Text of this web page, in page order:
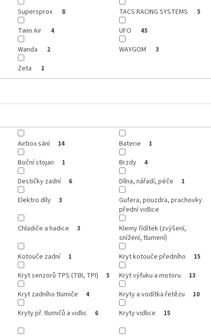
Supersprox 8 TACS RACING SYSTEMS 5
Twin Air 4 UFO 45
Wanda 2 WAYGOM 3
Zeta 1
Airbox sání 14 Baterie 1
Boční stojan 1 Brzdy 4
Destičky zadní 6 Dílna, nářadí, péče 1
Elektro díly 3
Gufera, pouzdra, prachovky
přední vidlice
Chladiče a hadice 3
Klemy řídítek (zvýšení,
snížení, tlumení)
Kotouče zadní 1 Kryt kotouče předního 15
Kryt senzorů TPS (TBI, TPI) 5 Kryt výfuku a motoru 13
Kryt zadního tlumiče 4 Kryty a vodítka řetězu 10
Kryty př. tlumičů a vidlic 6 Kryty vidlice 15